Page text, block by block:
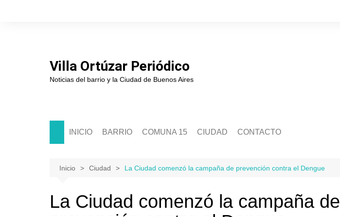
Villa Ortúzar Periódico
Noticias del barrio y la Ciudad de Buenos Aires
INICIO BARRIO
Junta de Estudios Históricos
Escuelas
COMUNA 15
Junta Comunal 15
CIUDAD
Ecología
Justicia
Política
Economía
Cultura
CONTACTO
Inicio Ciudad La Ciudad comenzó la campaña de prevención contra el Dengue
La Ciudad comenzó la campaña de